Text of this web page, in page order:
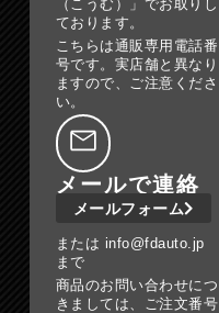
（こうむ）」でお取りし
ております。
こちらは通販専用電話番
号です。実店舗と異なり
ますので、ご注意くださ
い。
メールで連絡
メールフォーム
または info@fdauto.jp
まで
商品のお問い合わせにつ
きましては、ご注文番号